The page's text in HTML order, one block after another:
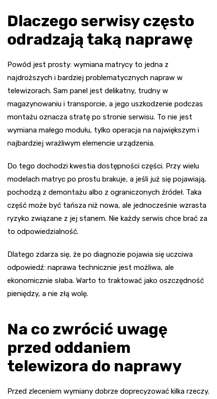
Dlaczego serwisy często
odradzają taką naprawę
Powód jest prosty: wymiana matrycy to jedna z
najdroższych i bardziej problematycznych napraw w
telewizorach. Sam panel jest delikatny, trudny w
magazynowaniu i transporcie, a jego uszkodzenie podczas
montażu oznacza stratę po stronie serwisu. To nie jest
wymiana małego modułu, tylko operacja na największym i
najbardziej wrażliwym elemencie urządzenia.
Do tego dochodzi kwestia dostępności części. Przy wielu
modelach matryc po prostu brakuje, a jeśli już się pojawiają,
pochodzą z demontażu albo z ograniczonych źródeł. Taka
część może być tańsza niż nowa, ale jednocześnie wzrasta
ryzyko związane z jej stanem. Nie każdy serwis chce brać za
to odpowiedzialność.
Dlatego zdarza się, że po diagnozie pojawia się uczciwa
odpowiedź: naprawa technicznie jest możliwa, ale
ekonomicznie słaba. Warto to traktować jako oszczędność
pieniędzy, a nie złą wolę.
Na co zwrócić uwagę
przed oddaniem
telewizora do naprawy
Przed zleceniem wymiany dobrze doprecyzować kilka rzeczy.